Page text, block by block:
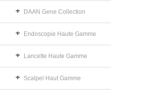
DAAN Gene Collection
Endoscopie Haute Gamme
Lancette Haute Gamme
Scalpel Haut Gamme